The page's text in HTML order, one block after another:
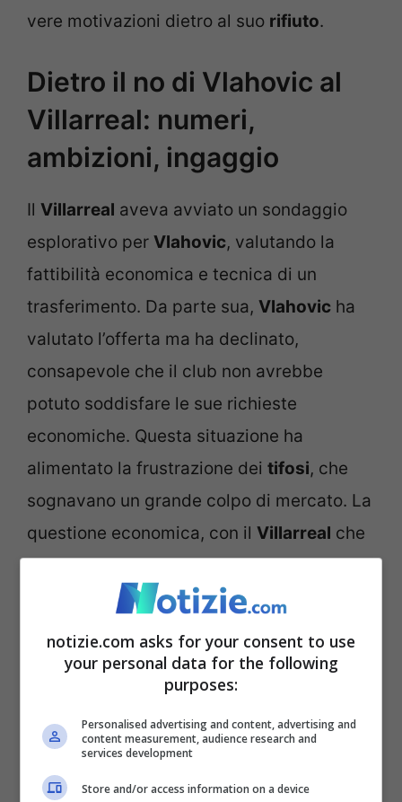
vere motivazioni dietro al suo rifiuto.
Dietro il no di Vlahovic al
Villarreal: numeri,
ambizioni, ingaggio
Il Villarreal aveva avviato un sondaggio
esplorativo per Vlahovic, valutando la
fattibilità economica e tecnica di un
trasferimento. Da parte sua, Vlahovic ha
valutato l’offerta ma ha declinato,
consapevole che il club non avrebbe
potuto soddisfare le sue richieste
economiche. Questa situazione ha
alimentato la frustrazione dei tifosi, che
sognavano un grande colpo di mercato. La
questione economica, con il Villarreal che
cerca di mantenere un equilibrio di
bilancio, si scontra con le ambizioni e le
richieste di
Vlahovic
trasferimento un’ipotesi complicata.
Il nodo principale della questione è di
natura economica. Il
conti con un tetto stipendi e un bilancio
notizie.com asks for your consent to use
your personal data for the following
purposes:
Personalised advertising and content, advertising and
content measurement, audience research and
services development
Store and/or access information on a device